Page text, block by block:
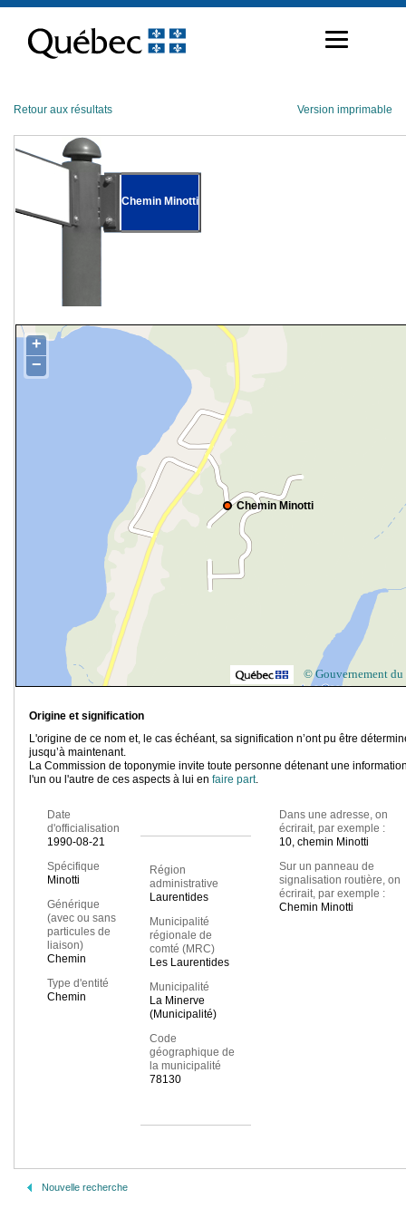
contenu
Retour aux résultats Version imprimable
Chemin Minotti
Chemin Minotti
+
−
© Gouvernement du
Origine et signification
L'origine de ce nom et, le cas échéant, sa signification n’ont pu être
jusqu’à maintenant.
La Commission de toponymie invite toute personne détenant une
l'un ou l'autre de ces aspects à lui en faire part.
Date
d'officialisation
1990-08-21
Spécifique
Minotti
Générique
(avec ou sans
particules de
liaison)
Chemin
Type d'entité
Chemin
Région
administrative
Laurentides
Municipalité
régionale de
comté (MRC)
Les Laurentides
Municipalité
La Minerve
(Municipalité)
Code
géographique de
la municipalité
78130
Dans une adresse, on
écrirait, par exemple :
10, chemin Minotti
Sur un panneau de
signalisation routière, on
écrirait, par exemple :
Chemin Minotti
Nouvelle recherche